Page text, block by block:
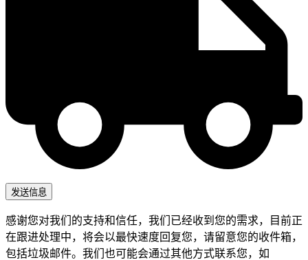
感谢您对我们的支持和信任，我们已经收到您的需求，目前正
在跟进处理中，将会以最快速度回复您，请留意您的收件箱，
包括垃圾邮件。我们也可能会通过其他方式联系您，如